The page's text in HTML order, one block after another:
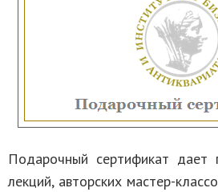
Подарочный сертификат дает
лекций, авторских мастер-